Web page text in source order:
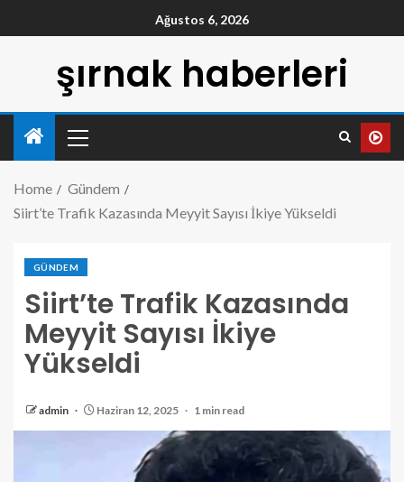
Ağustos 6, 2026
şırnak haberleri
Home
Gündem
Siirt’te Trafik Kazasında Meyyit Sayısı İkiye Yükseldi
GÜNDEM
Siirt’te Trafik Kazasında
Meyyit Sayısı İkiye
Yükseldi
admin Haziran 12, 2025 1 min read